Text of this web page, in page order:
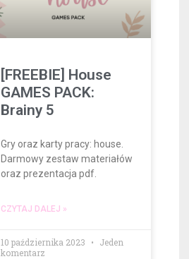
[FREEBIE] House
GAMES PACK:
Brainy 5
Gry oraz karty pracy: house.
Darmowy zestaw materiałów
oraz prezentacja pdf.
CZYTAJ DALEJ »
10 października 2023
Jeden
komentarz